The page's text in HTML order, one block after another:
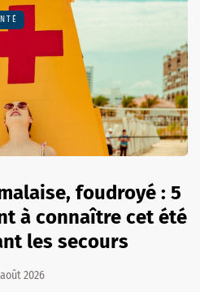
foudroyé : 5
à connaître cet été
les secours
2026